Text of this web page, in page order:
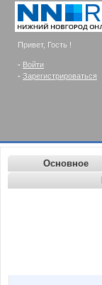
Привет, Гость !
- Войти
- Зарегистрироваться
Основное